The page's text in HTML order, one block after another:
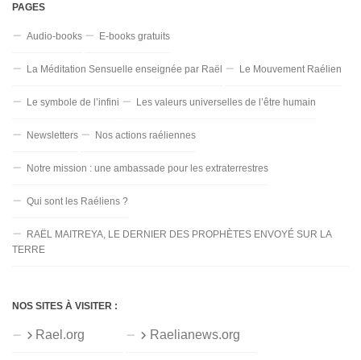
PAGES
Audio-books E-books gratuits
La Méditation Sensuelle enseignée par Raël Le Mouvement Raélien
Le symbole de l’infini Les valeurs universelles de l’être humain
Newsletters Nos actions raéliennes
Notre mission : une ambassade pour les extraterrestres
Qui sont les Raéliens ?
RAËL MAITREYA, LE DERNIER DES PROPHÈTES ENVOYÉ SUR LA
TERRE
NOS SITES À VISITER :
Rael.org Raelianews.org